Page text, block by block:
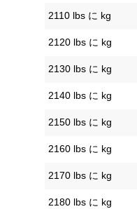
2110 lbs に kg
2120 lbs に kg
2130 lbs に kg
2140 lbs に kg
2150 lbs に kg
2160 lbs に kg
2170 lbs に kg
2180 lbs に kg